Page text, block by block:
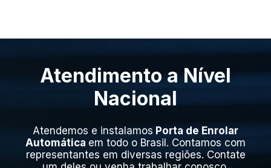
Atendimento a Nível
Nacional
Atendemos e instalamos Porta de Enrolar
Automática em todo o Brasil. Contamos com
representantes em diversas regiões. Contate